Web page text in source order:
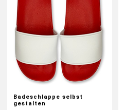
Badeschlappe selbst
gestalten